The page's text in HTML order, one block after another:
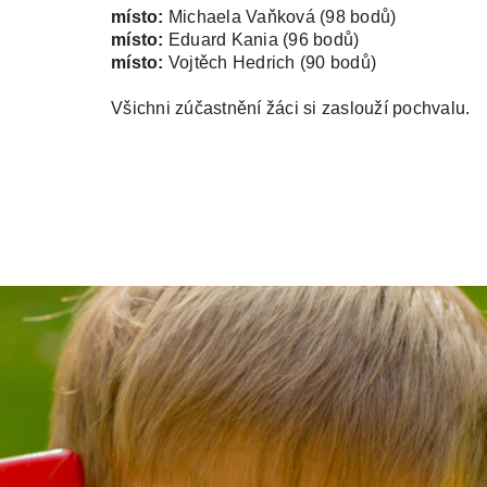
místo: Michaela Vaňková (98 bodů)
místo: Eduard Kania (96 bodů)
místo: Vojtěch Hedrich (90 bodů)
Všichni zúčastnění žáci si zaslouží pochvalu.